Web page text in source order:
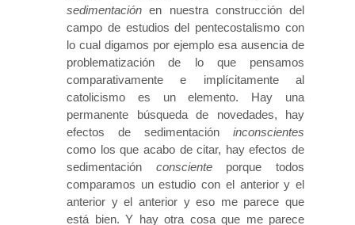
sedimentación en nuestra construcción del
campo de estudios del pentecostalismo con
lo cual digamos por ejemplo esa ausencia de
problematización de lo que pensamos
comparativamente e implícitamente al
catolicismo es un elemento. Hay una
permanente búsqueda de novedades, hay
efectos de sedimentación inconscientes
como los que acabo de citar, hay efectos de
sedimentación conscienteporque todos
comparamos un estudio con el anterior y el
anterior y el anterior y eso me parece que
está bien. Y hay otra cosa que me parece